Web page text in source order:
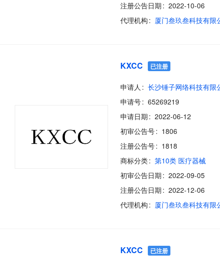
注册公告日期
2022-10-06
代理机构
厦门叁玖叁科技有限
KXCC 已注册
申请人
长沙锤子网络科技有限
申请号
65269219
申请日期
2022-06-12
初审公告号
1806
注册公告号
1818
商标分类
第10类 医疗器械
初审公告日期
2022-09-05
注册公告日期
2022-12-06
代理机构
厦门叁玖叁科技有限
KXCC 已注册